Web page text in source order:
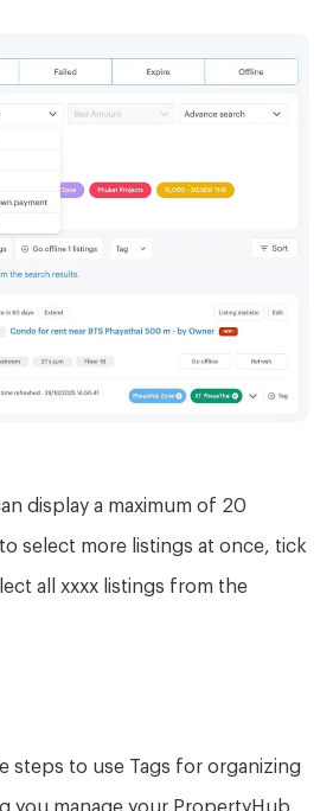
display a maximum of 20
select more listings at once, tick
all xxxx listings from the
steps to use Tags for organizing
you manage your PropertyHub